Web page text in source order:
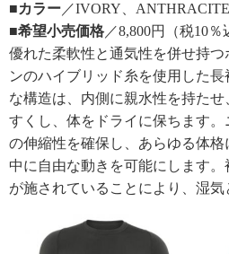
■カラー／IVORY、
■希望小売価格／8,800円（税10％
優れた柔軟性と通気性を併せ持
ンのハイブリッド糸を使用した
な構造は、内側に親水性を持た
すくし、体をドライに保ちます
の伸縮性を確保し、あらゆる体
中に自由な動きを可能にします。
が施されていることにより、湿気